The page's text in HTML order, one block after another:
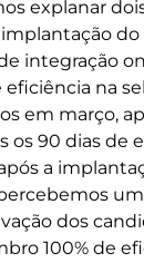
explanar
do
integração
eficiência na
em março,
os 90 dias de
a
dos
100% de